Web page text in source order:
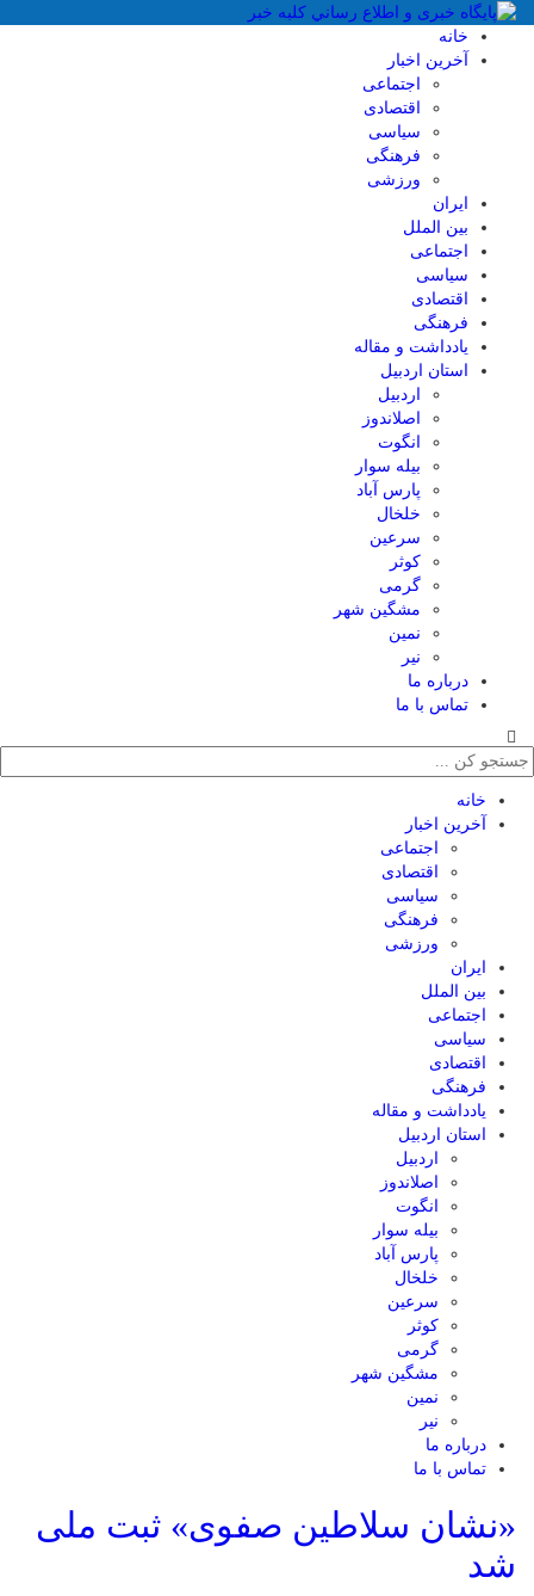
خانه
آخرین اخبار
اجتماعی
اقتصادی
سیاسی
فرهنگی
ورزشی
ایران
بین الملل
اجتماعی
سیاسی
اقتصادی
فرهنگی
یادداشت و مقاله
استان اردبیل
اردبیل
اصلاندوز
انگوت
بیله سوار
پارس آباد
خلخال
سرعین
کوثر
گرمی
مشگین شهر
نمین
نیر
درباره ما
تماس با ما
خانه
آخرین اخبار
اجتماعی
اقتصادی
سیاسی
فرهنگی
ورزشی
ایران
بین الملل
اجتماعی
سیاسی
اقتصادی
فرهنگی
یادداشت و مقاله
استان اردبیل
اردبیل
اصلاندوز
انگوت
بیله سوار
پارس آباد
خلخال
سرعین
کوثر
گرمی
مشگین شهر
نمین
نیر
درباره ما
تماس با ما
«نشان سلاطین صفوی» ثبت ملی
شد